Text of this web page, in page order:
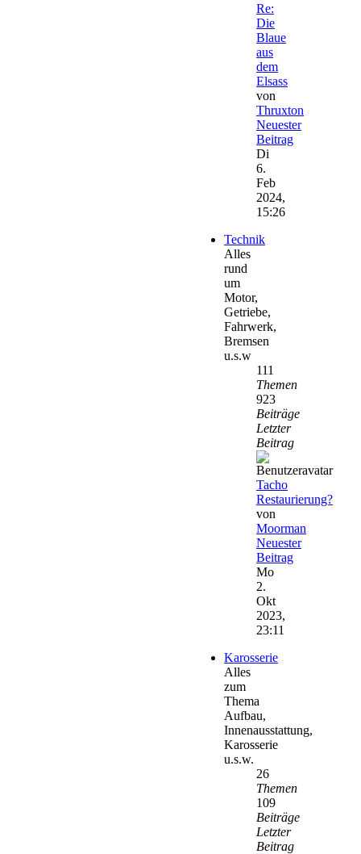
Re:
Die
Blaue
aus
dem
Elsass
von
Thruxton
Neuester
Beitrag
Di
6.
Feb
2024,
15:26
Technik
Alles
rund
um
Motor,
Getriebe,
Fahrwerk,
Bremsen
u.s.w
111
Themen
923
Beiträge
Letzter
Beitrag
Tacho
Restaurierung?
von
Moorman
Neuester
Beitrag
Mo
2.
Okt
2023,
23:11
Karosserie
Alles
zum
Thema
Aufbau,
Innenausstattung,
Karosserie
u.s.w.
26
Themen
109
Beiträge
Letzter
Beitrag